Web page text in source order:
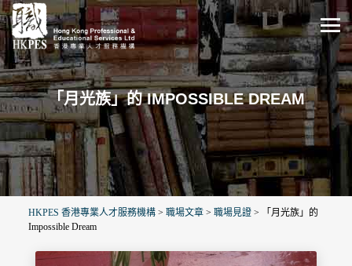
「月光族」的 IMPOSSIBLE DREAM
HKPES 香港專業人才服務機構 > 職場文章 > 職場見證 >
「月光族」的
Impossible Dream